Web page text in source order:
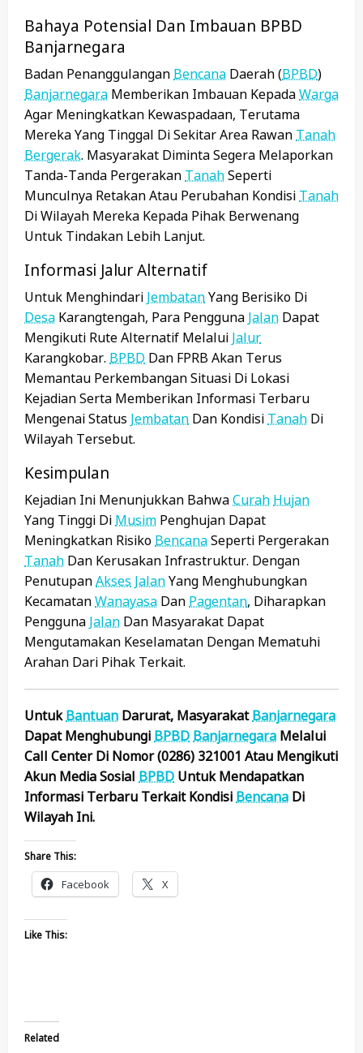
Bahaya Potensial Dan Imbauan BPBD
Banjarnegara
Badan Penanggulangan Bencana Daerah (BPBD)
Banjarnegara Memberikan Imbauan KepadaWarga
Agar Meningkatkan Kewaspadaan, Terutama
Mereka Yang Tinggal Di Sekitar Area Rawan Tanah
Bergerak. Masyarakat Diminta Segera Melaporkan
Tanda-Tanda Pergerakan TanahSeperti
Munculnya Retakan Atau Perubahan Kondisi Tanah
Di Wilayah Mereka Kepada Pihak Berwenang
Untuk Tindakan Lebih Lanjut.
Informasi Jalur Alternatif
Untuk Menghindari JembatanYang Berisiko Di
Desa Karangtengah, Para Pengguna Jalan Dapat
Mengikuti Rute Alternatif Melalui Jalur
Karangkobar. BPBD Dan FPRB Akan Terus
Memantau Perkembangan Situasi Di Lokasi
Kejadian Serta Memberikan Informasi Terbaru
Mengenai Status Jembatan Dan Kondisi Tanah Di
Wilayah Tersebut.
Kesimpulan
Kejadian Ini Menunjukkan BahwaCurah Hujan
Yang Tinggi Di Musim Penghujan Dapat
Meningkatkan Risiko BencanaSeperti Pergerakan
Tanah Dan Kerusakan Infrastruktur. Dengan
PenutupanAkses JalanYang Menghubungkan
KecamatanWanayasa Dan Pagentan, Diharapkan
Pengguna Jalan Dan Masyarakat Dapat
Mengutamakan Keselamatan Dengan Mematuhi
Arahan Dari Pihak Terkait.
UntukBantuan Darurat, MasyarakatBanjarnegara
Dapat Menghubungi BPBD Banjarnegara Melalui
Call Center Di Nomor (0286) 321001 Atau Mengikuti
Akun Media Sosial BPBD Untuk Mendapatkan
Informasi Terbaru Terkait Kondisi Bencana Di
Wilayah Ini.
Share This:
Facebook X
Like This:
Related